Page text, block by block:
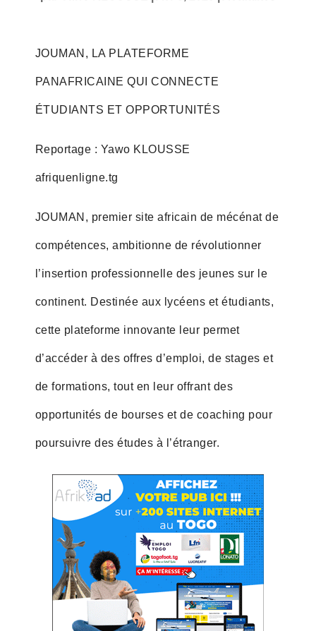
JOUMAN, LA PLATEFORME
PANAFRICAINE QUI CONNECTE
ÉTUDIANTS ET OPPORTUNITÉS
Reportage : Yawo KLOUSSE
afriquenligne.tg
JOUMAN, premier site africain de mécénat de
compétences, ambitionne de révolutionner
l’insertion professionnelle des jeunes sur le
continent. Destinée aux lycéens et étudiants,
cette plateforme innovante leur permet
d’accéder à des offres d’emploi, de stages et
de formations, tout en leur offrant des
opportunités de bourses et de coaching pour
poursuivre des études à l’étranger.